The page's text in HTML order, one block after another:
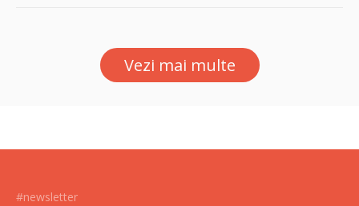
al Republicii Moldova.
Vezi mai multe
#newsletter